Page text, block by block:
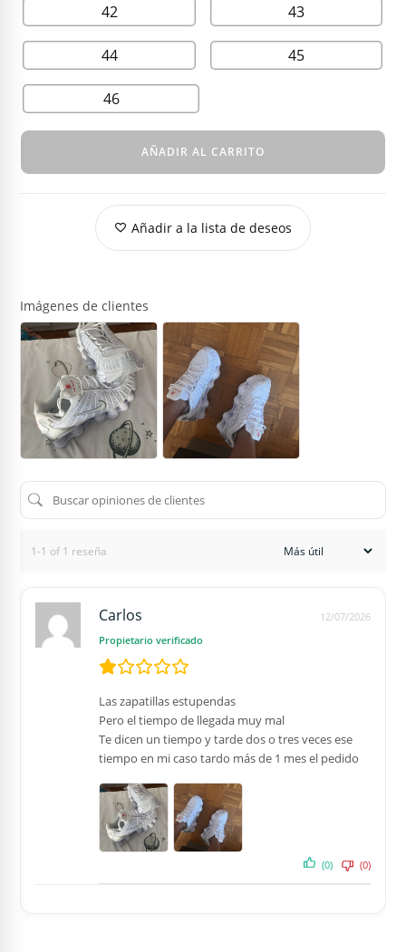
42 43
44 45
46
AÑADIR AL CARRITO
Añadir a la lista de deseos
Imágenes de clientes
1-1 of 1 reseña
Carlos
Propietario verificado
12/07/2026
Las zapatillas estupendas
Pero el tiempo de llegada muy mal
Te dicen un tiempo y tarde dos o tres veces ese
tiempo en mi caso tardo más de 1 mes el pedido
(0) (0)